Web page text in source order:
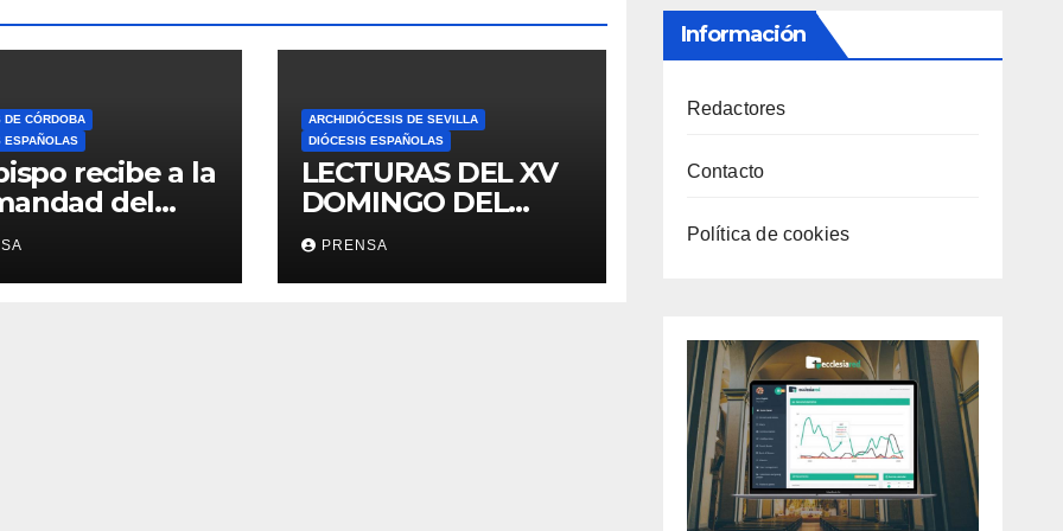
DE CÓRDOBA
ESPAÑOLAS
recibe a la
del
ARCHIDIÓCESIS DE SEVILLA
DIÓCESIS ESPAÑOLAS
LECTURAS DEL XV
DOMINGO DEL
TIEMPO
ORDINARIO (A)
PRENSA
Información
Redactores
Contacto
Política de cookies